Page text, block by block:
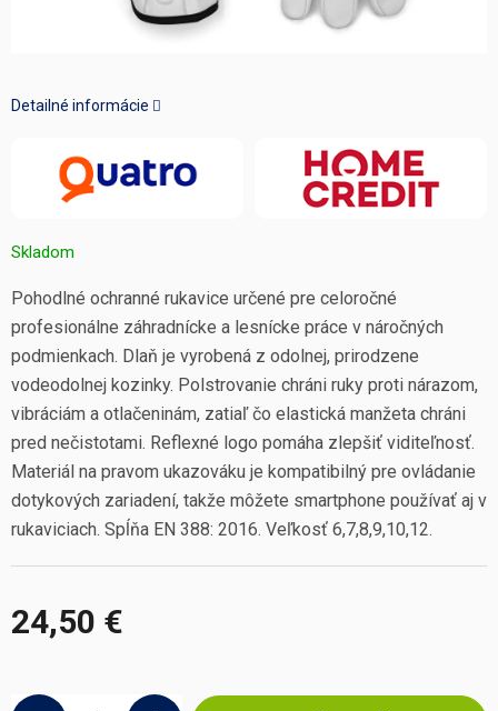
24,50 €
Skladom
Pohodlné ochranné rukavice určené pre celoročné
profesionálne záhradnícke a lesnícke práce v náročných
podmienkach. Dlaň je vyrobená z odolnej, prirodzene
vodeodolnej kozinky. Polstrovanie chráni ruky proti nárazom,
vibráciám a otlačeninám, zatiaľ čo elastická manžeta chráni
pred nečistotami. Reflexné logo pomáha zlepšiť viditeľnosť.
Materiál na pravom ukazováku je kompatibilný pre ovládanie
dotykových zariadení, takže môžete smartphone používať aj v
rukaviciach. Spĺňa EN 388: 2016. Veľkosť 6,7,8,9,10,12.
Detailné informácie